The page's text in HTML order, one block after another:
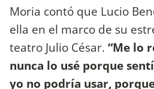
Moria contó que Lucio
ella en el marco de su
teatro Julio César. “Me lo
nunca lo usé porque
yo no podría usar,